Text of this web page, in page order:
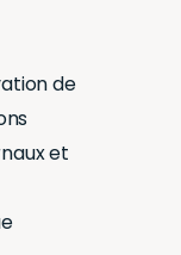
de
et